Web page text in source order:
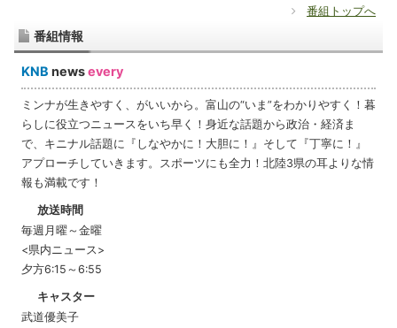
番組トップへ
番組情報
KNB newsevery
ミンナが生きやすく、がいいから。富山の“いま”をわかりやすく！暮
らしに役立つニュースをいち早く！身近な話題から政治・経済ま
で、キニナル話題に『しなやかに！大胆に！』そして『丁寧に！』
アプローチしていきます。スポーツにも全力！北陸3県の耳よりな情
報も満載です！
放送時間
毎週月曜～金曜
<県内ニュース>
夕方6:15～6:55
キャスター
武道優美子